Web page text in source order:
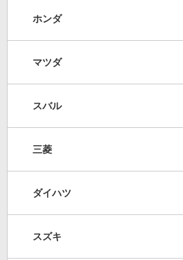
ホンダ
マツダ
スバル
三菱
ダイハツ
スズキ